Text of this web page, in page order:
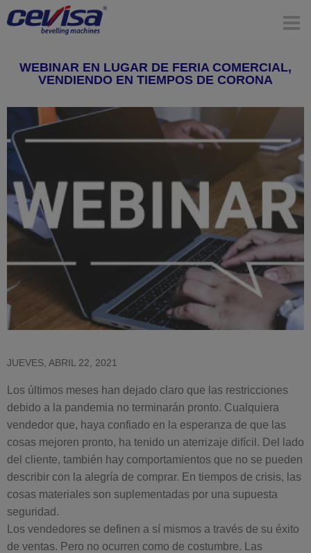
WEBINAR EN LUGAR DE FERIA COMERCIAL,
VENDIENDO EN TIEMPOS DE CORONA
JUEVES, ABRIL 22, 2021
Los últimos meses han dejado claro que las restricciones
debido a la pandemia no terminarán pronto. Cualquiera
vendedor que, haya confiado en la esperanza de que las
cosas mejoren pronto, ha tenido un aterrizaje difícil. Del lado
del cliente, también hay comportamientos que no se pueden
describir con la alegría de comprar. En tiempos de crisis, las
cosas materiales son suplementadas por una supuesta
seguridad.
Los vendedores se definen a sí mismos a través de su éxito
de ventas. Pero no ocurren como de costumbre. Las